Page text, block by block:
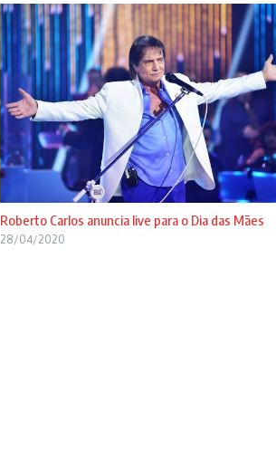
Roberto Carlos anuncia live para o Dia das Mães
28/04/2020